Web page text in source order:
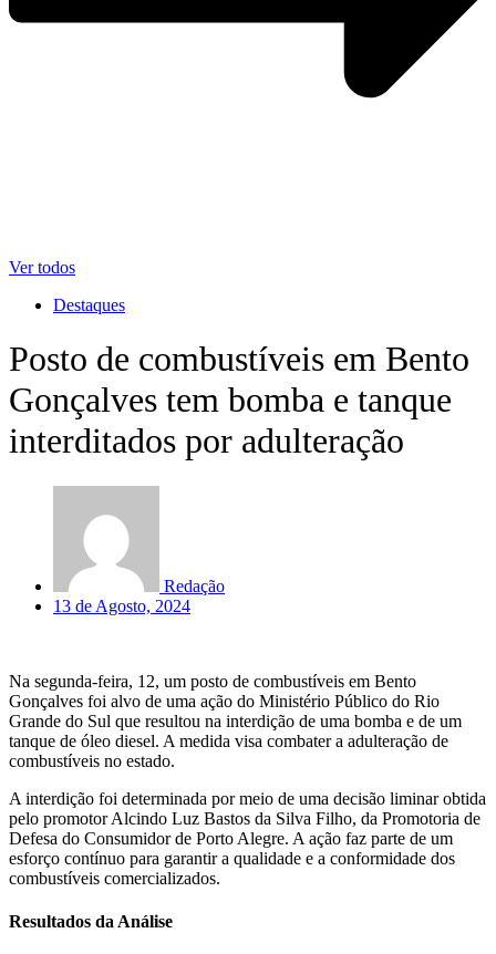
Ver todos
Destaques
Posto de combustíveis em Bento
Gonçalves tem bomba e tanque
interditados por adulteração
Redação
13 de Agosto, 2024
Na segunda-feira, 12, um posto de combustíveis em Bento
Gonçalves foi alvo de uma ação do Ministério Público do Rio
Grande do Sul que resultou na interdição de uma bomba e de um
tanque de óleo diesel. A medida visa combater a adulteração de
combustíveis no estado.
A interdição foi determinada por meio de uma decisão liminar obtida
pelo promotor Alcindo Luz Bastos da Silva Filho, da Promotoria de
Defesa do Consumidor de Porto Alegre. A ação faz parte de um
esforço contínuo para garantir a qualidade e a conformidade dos
combustíveis comercializados.
Resultados da Análise